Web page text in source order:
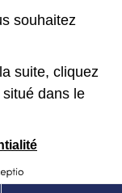
souhaitez
suite, cliquez
dans le